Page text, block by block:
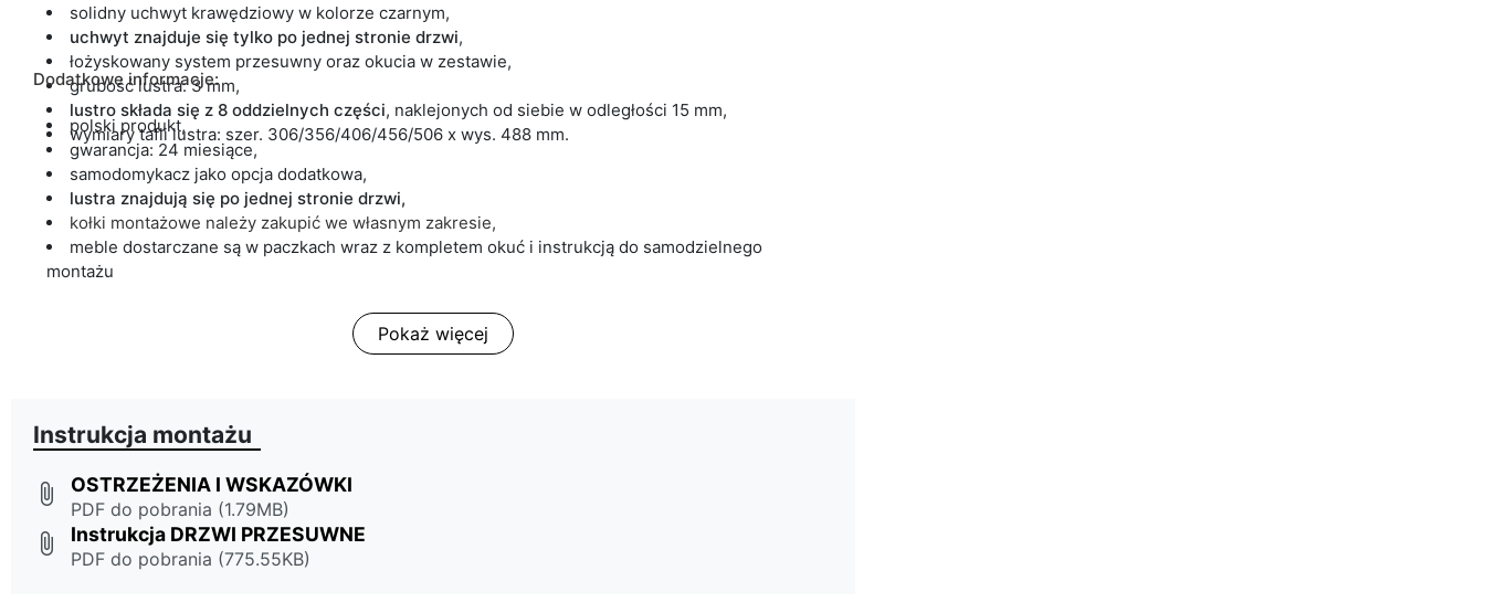
solidny uchwyt krawędziowy w kolorze czarnym,
uchwyt znajduje się tylko po jednej stronie drzwi,
łożyskowany system przesuwny oraz okucia w zestawie,
grubość lustra: 3 mm,
lustro składa się z 8 oddzielnych części, naklejonych od siebie w odległości 15 mm,
wymiary tafli lustra: szer. 306/356/406/456/506 x wys. 488 mm.
Dodatkowe informacje:
polski produkt,
gwarancja: 24 miesiące,
samodomykacz jako opcja dodatkowa,
lustra znajdują się po jednej stronie drzwi,
kołki montażowe należy zakupić we własnym zakresie,
meble dostarczane są w paczkach wraz z kompletem okuć i instrukcją do samodzielnego
montażu
Pokaż więcej
Instrukcja montażu
attach_file OSTRZEŻENIA I WSKAZÓWKI
PDF do pobrania (1.79MB)
attach_file Instrukcja DRZWI PRZESUWNE
PDF do pobrania (775.55KB)